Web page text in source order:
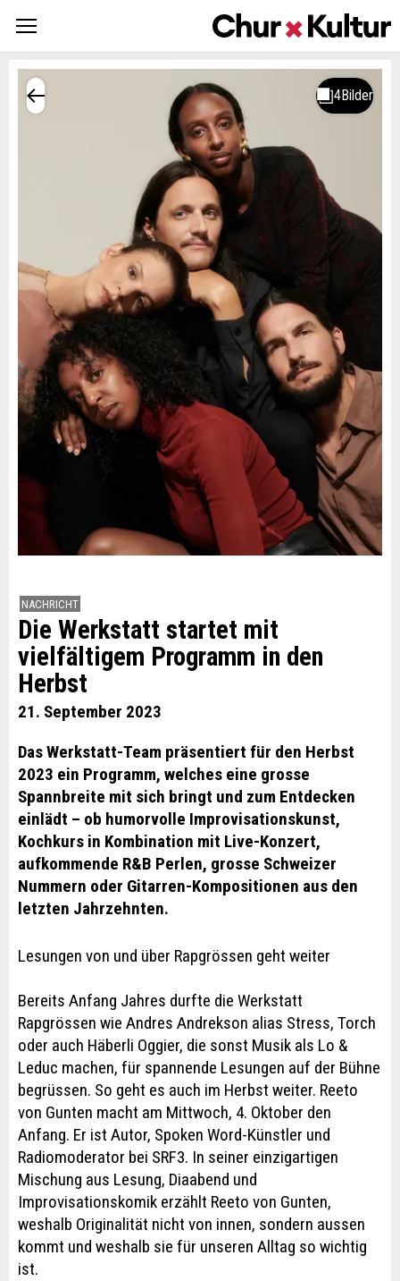
NACHRICHT
Die Werkstatt startet mit
vielfältigem Programm in den
Herbst
21. September 2023
Das Werkstatt-Team präsentiert für den Herbst
2023 ein Programm, welches eine grosse
Spannbreite mit sich bringt und zum Entdecken
einlädt – ob humorvolle Improvisationskunst,
Kochkurs in Kombination mit Live-Konzert,
aufkommende R&B Perlen, grosse Schweizer
Nummern oder Gitarren-Kompositionen aus den
letzten Jahrzehnten.
Lesungen von und über Rapgrössen geht weiter
Bereits Anfang Jahres durfte die Werkstatt
Rapgrössen wie Andres Andrekson alias Stress, Torch
oder auch Häberli Oggier, die sonst Musik als Lo &
Leduc machen, für spannende Lesungen auf der Bühne
begrüssen. So geht es auch im Herbst weiter. Reeto
von Gunten macht am Mittwoch, 4. Oktober den
Anfang. Er ist Autor, Spoken Word-Künstler und
Radiomoderator bei SRF3. In seiner einzigartigen
Mischung aus Lesung, Diaabend und
Improvisationskomik erzählt Reeto von Gunten,
weshalb Originalität nicht von innen, sondern aussen
kommt und weshalb sie für unseren Alltag so wichtig
ist.